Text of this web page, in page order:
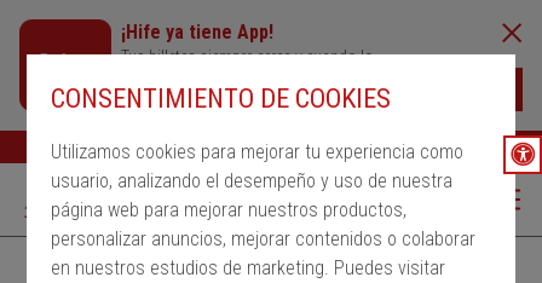
CONSENTIMIENTO DE COOKIES
Utilizamos cookies para mejorar tu experiencia como
usuario, analizando el desempeño y uso de nuestra
página web para mejorar nuestros productos,
personalizar anuncios, mejorar contenidos o colaborar
en nuestros estudios de marketing. Puedes visitar
¡Hife ya tiene App!
Tus billetes siempre cerca y cuando lo
Buscar Ayuda ESP